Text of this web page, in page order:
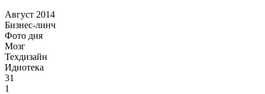
Август 2014
Бизнес-линч
Фото дня
Мозг
Техдизайн
Идиотека
31
1